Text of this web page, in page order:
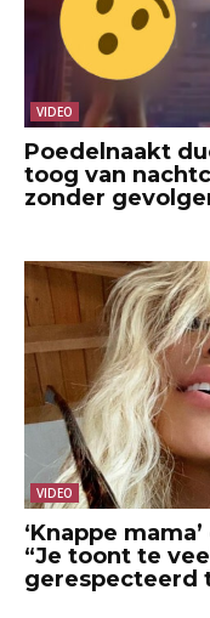
VIDEO
Poedelnaakt
toog van
zonder
VIDEO
‘Knappe
“Je toont te
gerespecteerd